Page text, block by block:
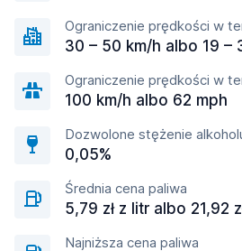
Ograniczenie prędkości w
30 – 50 km/h albo 19 –
Ograniczenie prędkości w
100 km/h albo 62 mph
Dozwolone stężenie
0,05%
Średnia cena paliwa
5,79 zł z litr albo 21,92
Najniższa cena paliwa